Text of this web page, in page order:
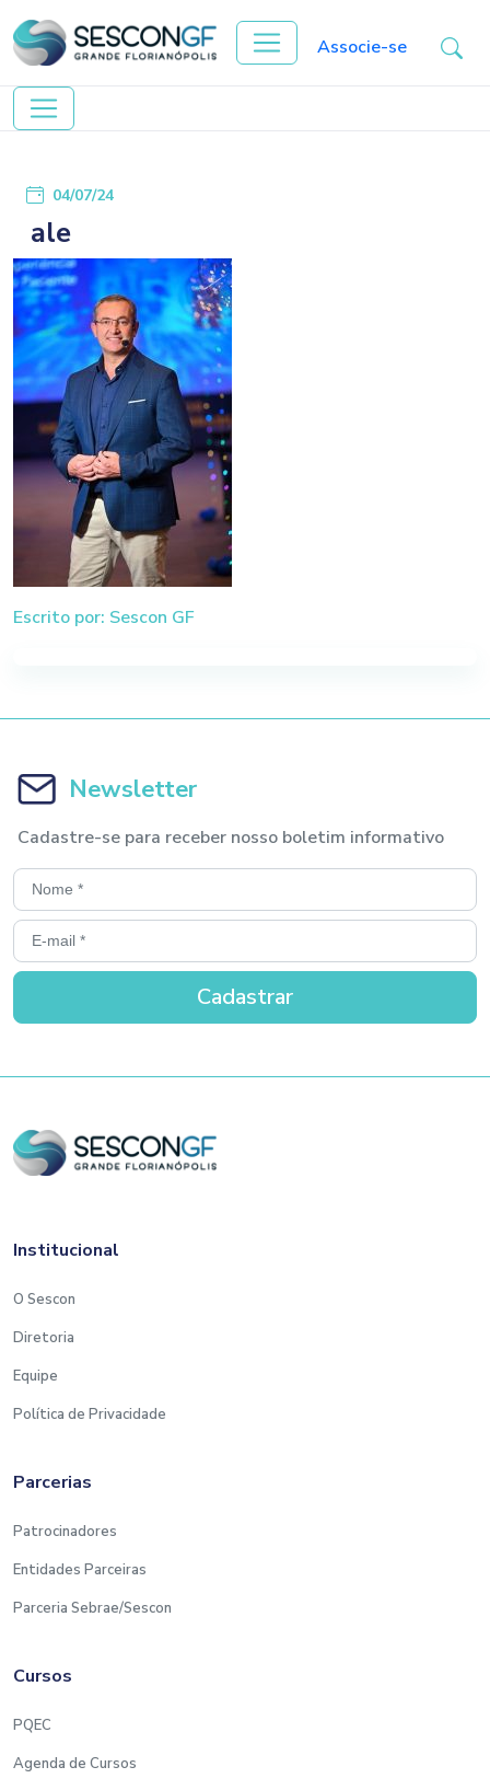
Associe-se
04/07/24
ale
Escrito por: Sescon GF
Newsletter
Cadastre-se para receber nosso boletim informativo
Institucional
O Sescon
Diretoria
Equipe
Política de Privacidade
Parcerias
Patrocinadores
Entidades Parceiras
Parceria Sebrae/Sescon
Cursos
PQEC
Agenda de Cursos